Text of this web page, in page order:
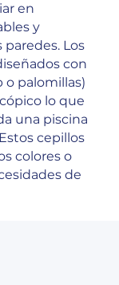
en
y
Los
con
o palomillas)
lo que
una piscina
cepillos
colores o
de